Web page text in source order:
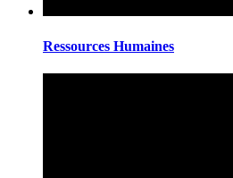
Ressources Humaines